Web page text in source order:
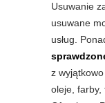
Usuwanie
usuwane
usług.
z
oleje, farby,